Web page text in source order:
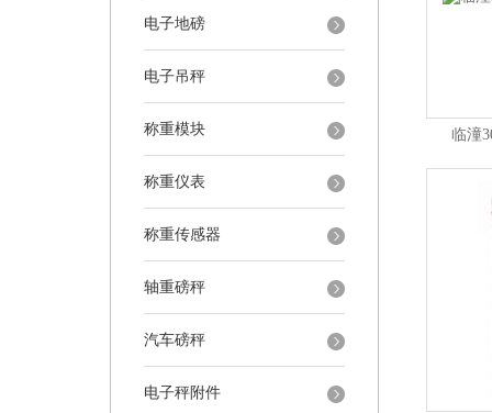
电子地磅
电子吊秤
称重模块
称重仪表
称重传感器
轴重磅秤
汽车磅秤
电子秤附件
临潼